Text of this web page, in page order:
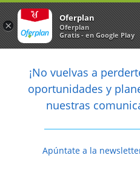

Anterior
arrow_back
¡No vuelvas a
oportunidades y
nuestras
Apúntate a la
×
Oferplan
Oferplan
Gratis - en Google Play